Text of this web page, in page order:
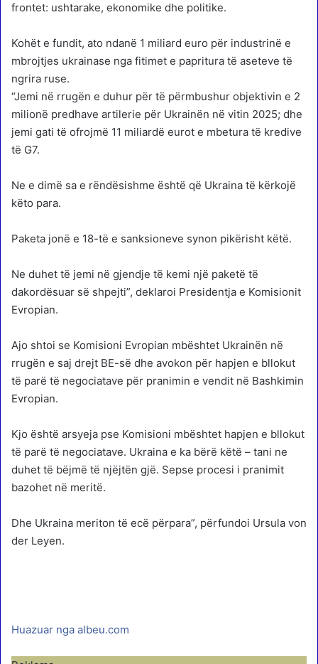
frontet: ushtarake, ekonomike dhe politike.
Kohët e fundit, ato ndanë 1 miliard euro për industrinë e
mbrojtjes ukrainase nga fitimet e papritura të aseteve të
ngrira ruse.
“Jemi në rrugën e duhur për të përmbushur objektivin e 2
milionë predhave artilerie për Ukrainën në vitin 2025; dhe
jemi gati të ofrojmë 11 miliardë eurot e mbetura të kredive
të G7.
Ne e dimë sa e rëndësishme është që Ukraina të kërkojë
këto para.
Paketa jonë e 18-të e sanksioneve synon pikërisht këtë.
Ne duhet të jemi në gjendje të kemi një paketë të
dakordësuar së shpejti”, deklaroi Presidentja e Komisionit
Evropian.
Ajo shtoi se Komisioni Evropian mbështet Ukrainën në
rrugën e saj drejt BE-së dhe avokon për hapjen e bllokut
të parë të negociatave për pranimin e vendit në Bashkimin
Evropian.
Kjo është arsyeja pse Komisioni mbështet hapjen e bllokut
të parë të negociatave. Ukraina e ka bërë këtë – tani ne
duhet të bëjmë të njëjtën gjë. Sepse procesi i pranimit
bazohet në meritë.
Dhe Ukraina meriton të ecë përpara”, përfundoi Ursula von
der Leyen.
Huazuar nga albeu.com